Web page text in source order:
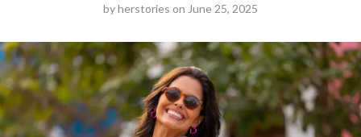
byherstories on June 25, 2025